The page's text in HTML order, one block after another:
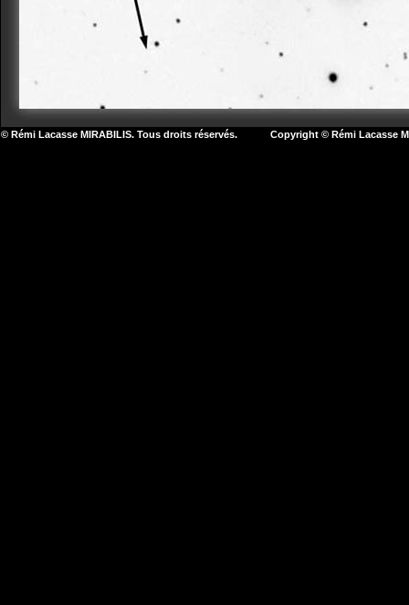
© Rémi Lacasse MIRABILIS. Tous droits réservés. Copyright © Rémi Lacasse